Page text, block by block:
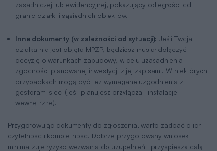
zasadniczej lub ewidencyjnej, pokazujący odległości od
granic działki i sąsiednich obiektów.
Inne dokumenty (w zależności od sytuacji): Jeśli Twoja
działka nie jest objęta MPZP, będziesz musiał dołączyć
decyzję o warunkach zabudowy, w celu uzasadnienia
zgodności planowanej inwestycji z jej zapisami. W niektórych
przypadkach mogą być też wymagane uzgodnienia z
gestorami sieci (jeśli planujesz przyłącza i instalacje
wewnętrzne).
Przygotowując dokumenty do zgłoszenia, warto zadbać o ich
czytelność i kompletność. Dobrze przygotowany wniosek
minimalizuje ryzyko wezwania do uzupełnień i przyspiesza całą